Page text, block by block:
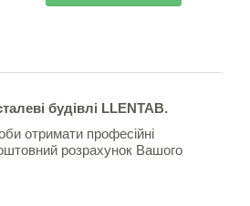
будівлі LLENTAB.
отримати професійні
розрахунок Вашого